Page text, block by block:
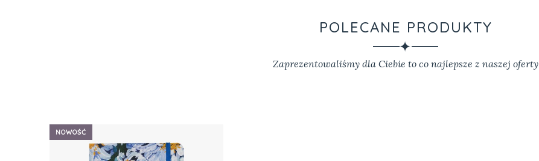
POLECANE PRODUKTY
✦
Zaprezentowaliśmy dla Ciebie to co najlepsze z naszej oferty
NOWOŚĆ